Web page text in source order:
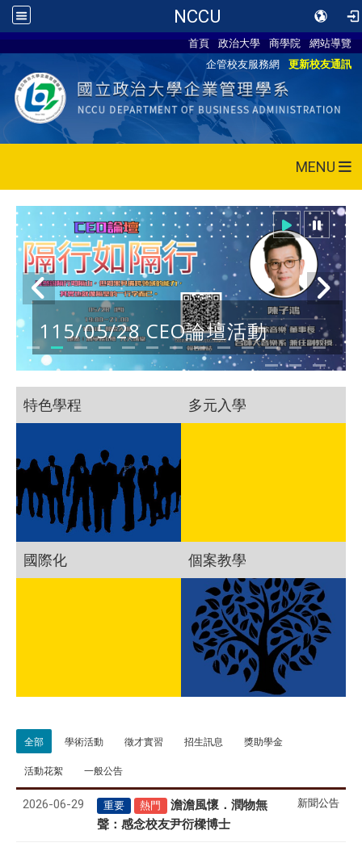
NCCU
首頁 政治大學 商學院
網站導覽
企管校友服務網
更新校友通訊
MENU
115/05/28 CEO論壇活動
特色學程 多元入學
國際化 個案教學
全部 學術活動 徵才實習 招生訊息 獎助學金
活動花絮 一般公告
2026-06-29 重要 熱門
澹澹風懷．潤物無
聲 ： 感念校友尹衍樑博士
新聞公告